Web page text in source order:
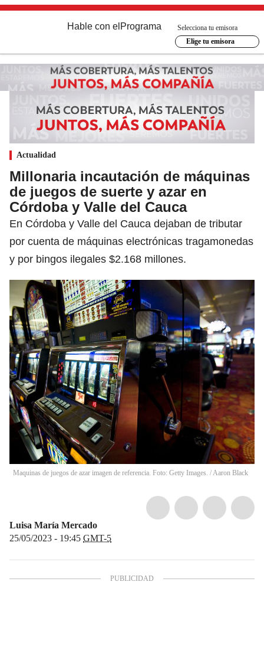
Hable con el Programa
Selecciona tu emisora
Elige tu emisora
Actualidad
Millonaria incautación de máquinas
de juegos de suerte y azar en
Córdoba y Valle del Cauca
En Córdoba y Valle del Cauca dejaban de tributar
por cuenta de máquinas electrónicas tragamonedas
y por bingos ilegales $2.168 millones.
Maquinas de juegos de azar imagen de referencia. Foto: Getty Images. /Aaron Black
Luisa María Mercado
25/05/2023 - 19:45 GMT-5